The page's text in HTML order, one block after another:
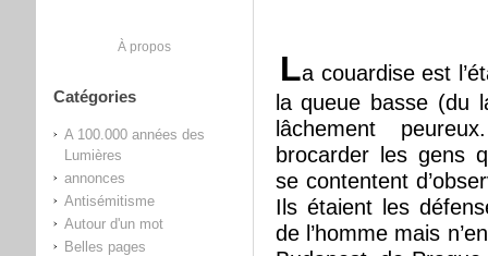
À propos
Catégories
A 100.000 années des
Lumières
annonces
Antisémitisme
Autour d'un mot
Belles pages
La couardise est
la queue basse (du
lâchement
brocarder les gens
se contentent
Ils étaient les
de l’homme mais